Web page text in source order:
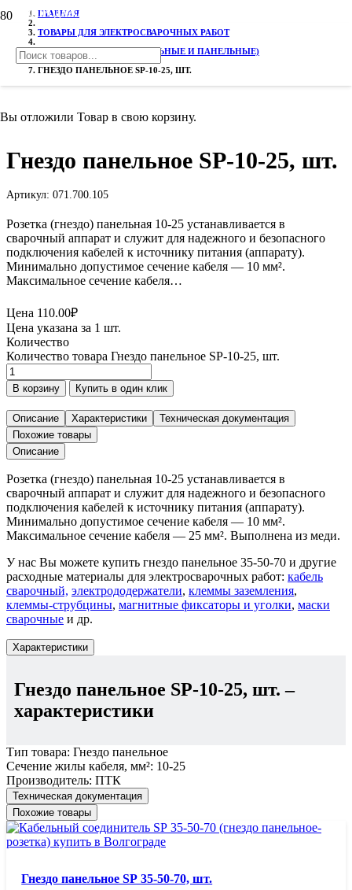
Вы отложили Товар в свою корзину.
ГЛАВНАЯ
ТОВАРЫ ДЛЯ ЭЛЕКТРОСВАРОЧНЫХ РАБОТ
ВИЛКИ И РОЗЕТКИ (КАБЕЛЬНЫЕ И ПАНЕЛЬНЫЕ)
ГНЕЗДО ПАНЕЛЬНОЕ SР-10-25, ШТ.
Гнездо панельное SР-10-25, шт.
Артикул: 071.700.105
Розетка (гнездо) панельная 10-25 устанавливается в
сварочный аппарат и служит для надежного и безопасного
подключения кабелей к источнику питания (аппарату).
Минимально допустимое сечение кабеля — 10 мм².
Максимальное сечение кабеля…
Цена 110.00₽
Цена указана за 1 шт.
Количество
Количество товара Гнездо панельное SР-10-25, шт.
В корзину Купить в один клик
Описание Характеристики
Техническая документация
Похожие товары
Описание
Розетка (гнездо) панельная 10-25 устанавливается в
сварочный аппарат и служит для надежного и безопасного
подключения кабелей к источнику питания (аппарату).
Минимально допустимое сечение кабеля — 10 мм².
Максимальное сечение кабеля — 25 мм². Выполнена из меди.
У нас Вы можете купить гнездо панельное 35-50-70 и другие
расходные материалы для электросварочных работ: кабель
сварочный, электрододержатели, клеммы заземления,
клеммы-струбцины, магнитные фиксаторы и уголки, маски
сварочные и др.
Характеристики
Гнездо панельное SР-10-25, шт. –
характеристики
Тип товара: Гнездо панельное
Сечение жилы кабеля, мм²: 10-25
Производитель: ПТК
Техническая документация
Похожие товары
Гнездо панельное SР 35-50-70, шт.
РАСПРОДАЖА!